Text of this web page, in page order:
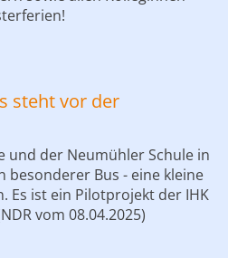
steht vor der
und der Neumühler Schule in
besonderer Bus - eine kleine
Es ist ein Pilotprojekt der IHK
vom 08.04.2025)